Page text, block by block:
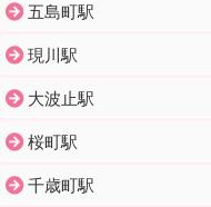
五島町駅
現川駅
大波止駅
桜町駅
千歳町駅